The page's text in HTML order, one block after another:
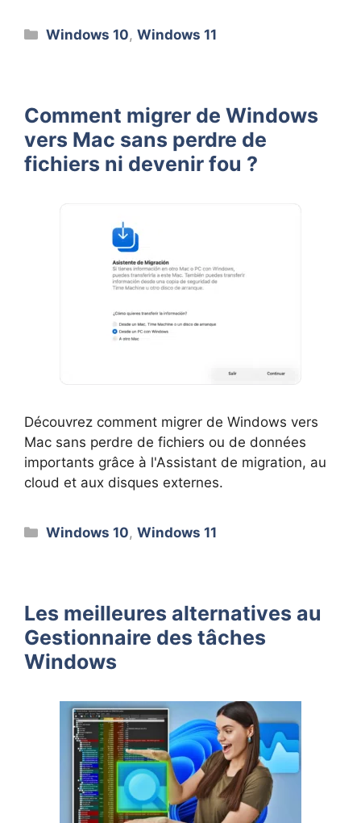
Catégories
Windows 10,Windows 11
Comment migrer de Windows
vers Mac sans perdre de
fichiers ni devenir fou ?
Découvrez comment migrer de Windows vers
Mac sans perdre de fichiers ou de données
importants grâce à l'Assistant de migration, au
cloud et aux disques externes.
Catégories
Windows 10,Windows 11
Les meilleures alternatives au
Gestionnaire des tâches
Windows